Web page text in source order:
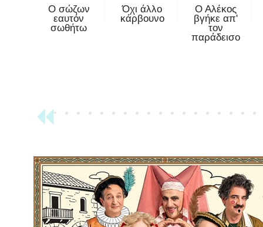
Ο σώζων
εαυτόν
σωθήτω
Όχι άλλο
κάρβουνο
Ο Αλέκος
βγήκε απ'
τον
παράδεισο